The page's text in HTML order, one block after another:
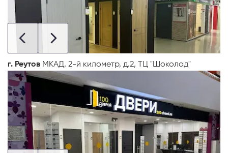
г. Реутов МКАД, 2-й километр, д.2, ТЦ "Шоколад"